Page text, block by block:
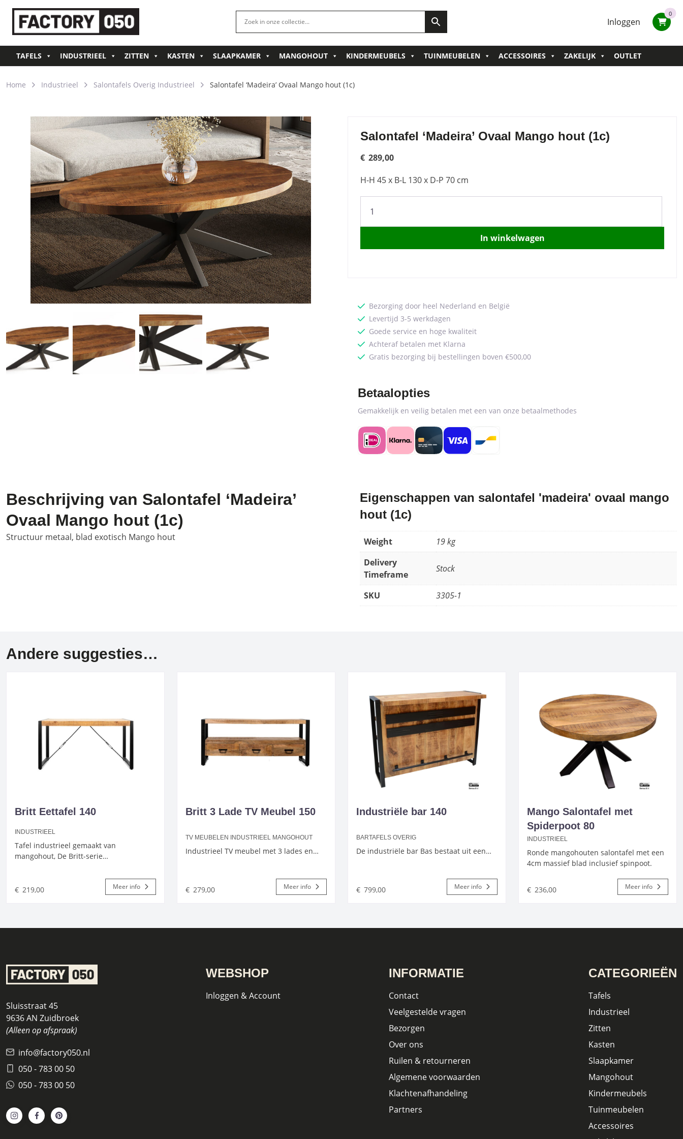
Inloggen
0
TAFELS INDUSTRIEEL ZITTEN KASTEN SLAAPKAMER MANGOHOUT KINDERMEUBELS TUINMEUBELEN ACCESSOIRES ZAKELIJK OUTLET
Home Industrieel Salontafels Overig Industrieel Salontafel ‘Madeira’ Ovaal Mango hout (1c)
Salontafel ‘Madeira’ Ovaal Mango hout (1c)
€ 289,00
H-H 45 x B-L 130 x D-P 70 cm
'Madeira'
Ovaal
hout
In winkelwagen
Bezorging door heel Nederland en België
Levertijd 3-5 werkdagen
Goede service en hoge kwaliteit
Achteraf betalen met Klarna
Gratis bezorging bij bestellingen boven €500,00
Betaalopties
Gemakkelijk en veilig betalen met een van onze betaalmethodes
Beschrijving van Salontafel ‘Madeira’
Ovaal Mango hout (1c)
Structuur metaal, blad exotisch Mango hout
Eigenschappen van salontafel 'madeira' ovaal mango
hout (1c)
Weight
19 kg
Delivery
Timeframe
Stock
SKU 3305-1
Andere suggesties…
Britt Eettafel 140
INDUSTRIEEL
Tafel industrieel gemaakt van
mangohout, De Britt-serie…
€ 219,00 Meer info
Britt 3 Lade TV Meubel 150
TV MEUBELEN INDUSTRIEEL MANGOHOUT
Industrieel TV meubel met 3 lades en…
€ 279,00 Meer info
Industriële bar 140
BARTAFELS OVERIG
De industriële bar Bas bestaat uit een…
€ 799,00 Meer info
Mango Salontafel met
Spiderpoot 80
INDUSTRIEEL
Ronde mangohouten salontafel met een
4cm massief blad inclusief spinpoot.
€ 236,00 Meer info
Sluisstraat 45
9636 AN Zuidbroek
(Alleen op afspraak)
info@factory050.nl
050 - 783 00 50
050 - 783 00 50
WEBSHOP
Inloggen & Account
INFORMATIE
Contact
Veelgestelde vragen
Bezorgen
Over ons
Ruilen & retourneren
Algemene voorwaarden
Klachtenafhandeling
Partners
CATEGORIEËN
Tafels
Industrieel
Zitten
Kasten
Slaapkamer
Mangohout
Kindermeubels
Tuinmeubelen
Accessoires